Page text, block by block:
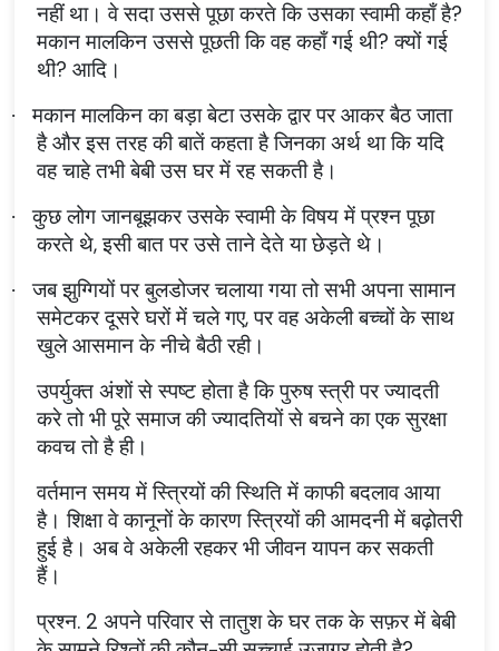
नहीं था। वे सदा उससे पूछा करते कि उसका स्वामी कहाँ है?
मकान मालकिन उससे पूछती कि वह कहाँ गई थी? क्यों गई
थी? आदि।
·
मकान मालकिन का बड़ा बेटा उसके द्वार पर आकर बैठ जाता
है और इस तरह की बातें कहता है जिनका अर्थ था कि यदि
वह चाहे तभी बेबी उस घर में रह सकती है।
·
कुछ लोग जानबूझकर उसके स्वामी के विषय में प्रश्न पूछा
करते थे, इसी बात पर उसे ताने देते या छेड़ते थे।
·
जब झुग्गियों पर बुलडोजर चलाया गया तो सभी अपना सामान
समेटकर दूसरे घरों में चले गए, पर वह अकेली बच्चों के साथ
खुले आसमान के नीचे बैठी रही।
उपर्युक्त अंशों से स्पष्ट होता है कि पुरुष स्त्री पर ज्यादती
करे तो भी पूरे समाज की ज्यादतियों से बचने का एक सुरक्षा
कवच तो है ही।
वर्तमान समय में स्त्रियों की स्थिति में काफी बदलाव आया
है। शिक्षा वे कानूनों के कारण स्त्रियों की आमदनी में बढ़ोतरी
हुई है। अब वे अकेली रहकर भी जीवन यापन कर सकती
हैं।
प्रश्न. 2 अपने परिवार से तातुश के घर तक के सफ़र में बेबी